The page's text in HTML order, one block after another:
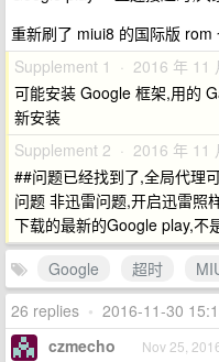
重新刷了 miui8 的国际版 rom
Supplement 1 · 2016 年 11
可能安装 Google 框架,用的
新安装
Supplement 2 · 2016 年 11
##问题已经找到了,全局代理
问题 非迅雷问题,开启迅雷照
下载的最新的Google play,不
Google
超时
26 replies • 2016-11-30
czmecho Nov 25,